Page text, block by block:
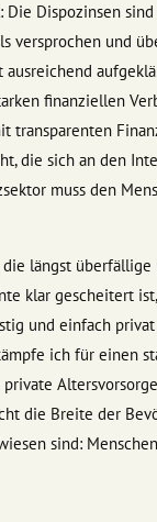
Dispozinsen
versprochen und
finanziellen
transparenten
die sich an den
muss den
längst
klar gescheitert
und einfach
ich für einen
die Breite der
sind: